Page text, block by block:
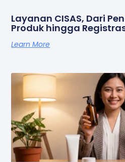
Layanan CISAS, Dari
Produk hingga
Learn More